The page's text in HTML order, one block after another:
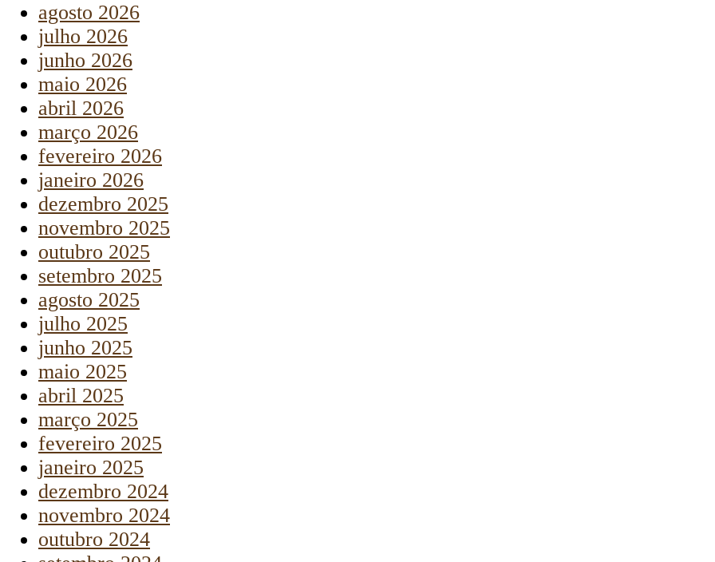
agosto 2026
julho 2026
junho 2026
maio 2026
abril 2026
março 2026
fevereiro 2026
janeiro 2026
dezembro 2025
novembro 2025
outubro 2025
setembro 2025
agosto 2025
julho 2025
junho 2025
maio 2025
abril 2025
março 2025
fevereiro 2025
janeiro 2025
dezembro 2024
novembro 2024
outubro 2024